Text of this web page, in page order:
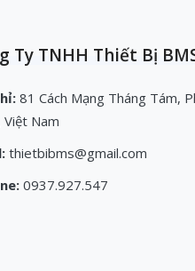
Ty TNHH Thiết Bị
81 Cách Mạng Tháng Tám,
Việt Nam
thietbibms@gmail.com
0937.927.547